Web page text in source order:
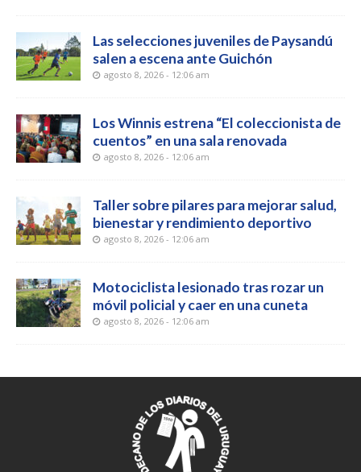
Las selecciones juveniles de Paysandú
salen a escena ante Guichón
agosto 8, 2026 - 12:06 am
Los Winnis estrena “El coleccionista de
cuentos” en una sala renovada
agosto 8, 2026 - 12:06 am
Taller sobre pilares para mejorar salud,
bienestar y rendimiento deportivo
agosto 8, 2026 - 12:06 am
Motociclista lesionado tras rozar un
móvil policial y caer en una cuneta
agosto 8, 2026 - 12:06 am